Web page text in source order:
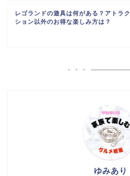
レゴランドの遊具は何がある？アトラク
ション以外のお得な楽しみ方は？
ゆみあり